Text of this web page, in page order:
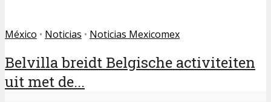
México • Noticias • Noticias Mexicomex
Belvilla breidt Belgische activiteiten
uit met de...